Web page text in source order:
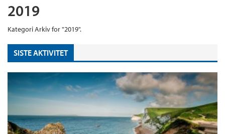
2019
Kategori Arkiv for "2019".
SISTE AKTIVITET